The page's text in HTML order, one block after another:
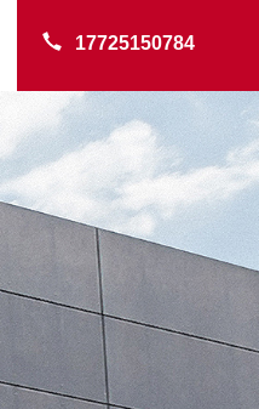
17725150784